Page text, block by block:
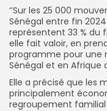
‘’Sur les 25 000
Sénégal entre fin
représentent 33 % du
elle fait valoir, en
programme pour une
Sénégal et en Afrique
Elle a précisé que les
principalement
regroupement familial